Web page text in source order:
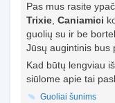
Pas mus rasite
Trixie, Caniamici
guolių su ir be
Jūsų augintinis bus
Kad būtų lengviau
siūlome apie tai
Guoliai šunims